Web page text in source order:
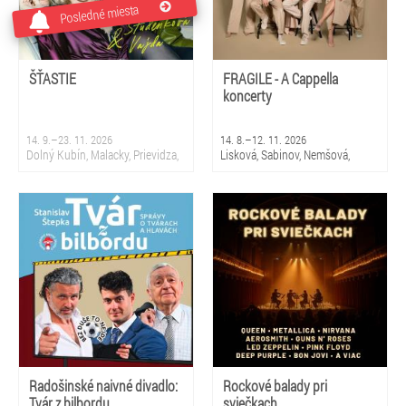
Posledné miesta
ŠŤASTIE
14. 9.–23. 11. 2026
Dolný Kubín, Malacky, Prievidza,
Dubnica, Partizánske, Topoľčany,
Bratislava
FRAGILE - A Cappella
koncerty
14. 8.–12. 11. 2026
Lisková, Sabinov, Nemšová,
Čadca, Bratislava 5 - Petržalka,
Stropkov, Prievidza
Radošinské naivné divadlo:
Rockové balady pri